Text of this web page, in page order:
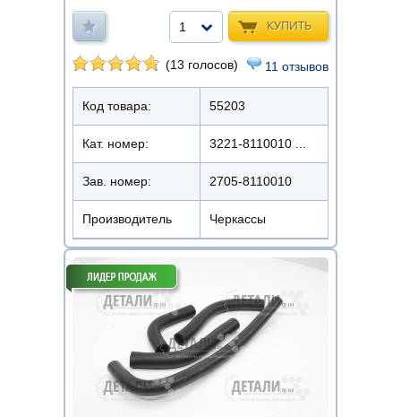
КУПИТЬ
1
(13 голосов) 11 отзывов
Код товара: 55203
Кат. номер: 3221-8110010 ...
Зав. номер: 2705-8110010
Производитель Черкассы